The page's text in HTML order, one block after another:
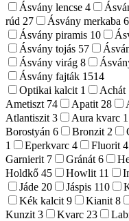
Ásvány lencse 4
rúd 27 Ásvány merkaba 6
Ásvány piramis 10
Ásvány tojás 57
Ásvány virág 8
Ásvány fajták 1514
Optikai kalcit 1 Achát
Ametiszt 74 Apatit 28
Atlantiszit 3 Aura kvarc 1
Borostyán 6 Bronzit 2
1
Eperkvarc 4 Fluorit
Garnierit 7 Gránát 6
Holdkő 45 Howlit 11
Jáde 20 Jáspis 110
Kék kalcit 9 Kianit 8
Kunzit 3 Kvarc 23